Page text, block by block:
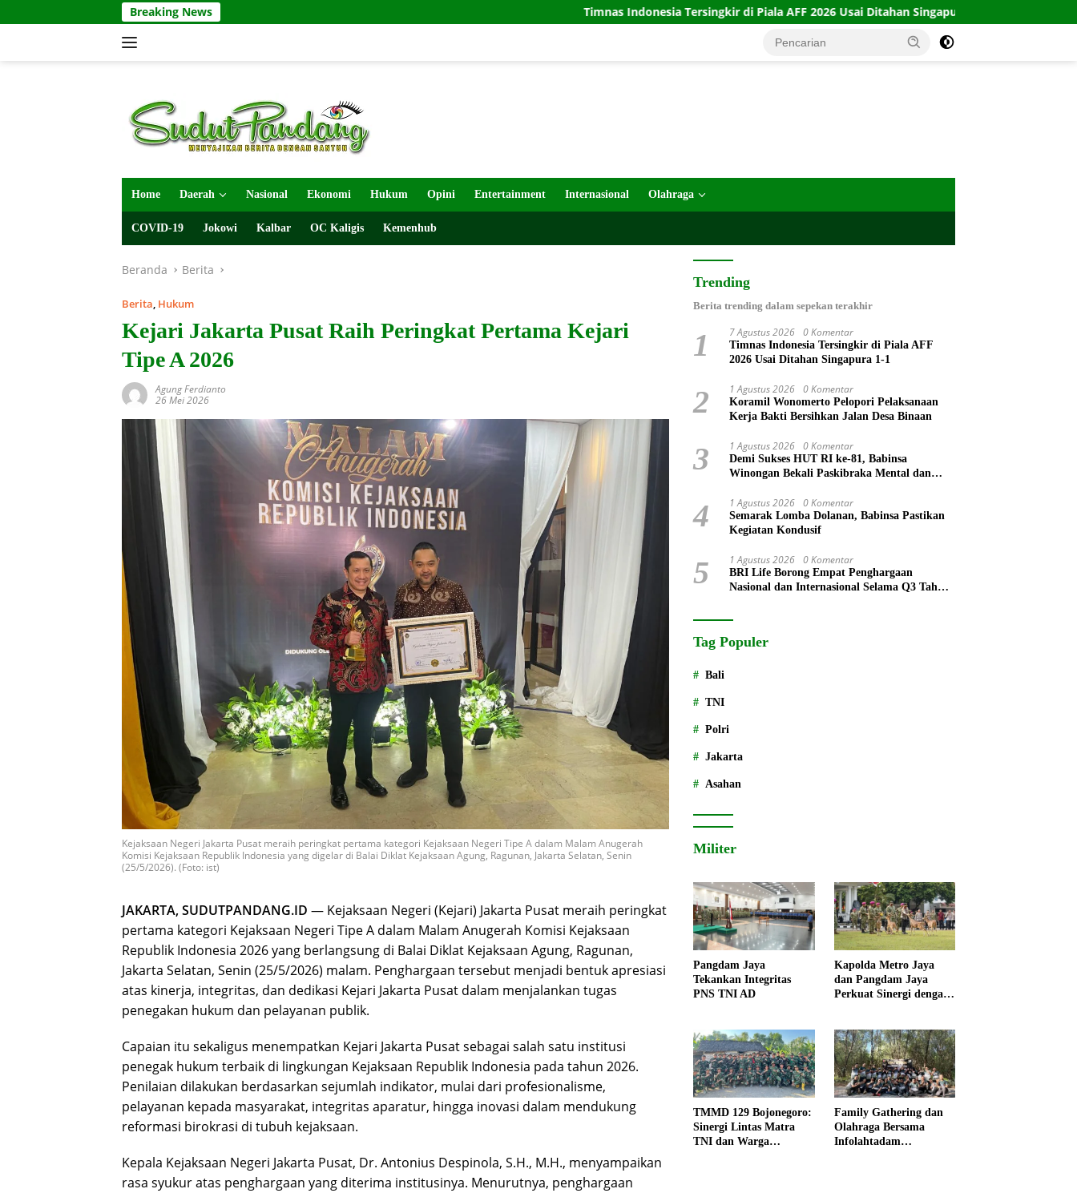
ke
Breaking News Timnas Indonesia Tersingkir di Piala AFF 2026 Usai Ditahan Singapura 1-1 10 Kartu Legacy 100
Home Daerah Nasional Ekonomi Hukum Opini Entertainment Internasional Olahraga
COVID-19 Jokowi Kalbar OC Kaligis Kemenhub
Beranda Berita
Berita, Hukum
Kejari Jakarta Pusat Raih Peringkat Pertama Kejari
Tipe A 2026
Agung Ferdianto
26 Mei 2026
Kejaksaan Negeri Jakarta Pusat meraih peringkat pertama kategori Kejaksaan Negeri Tipe A dalam Malam Anugerah
Komisi Kejaksaan Republik Indonesia yang digelar di Balai Diklat Kejaksaan Agung, Ragunan, Jakarta Selatan, Senin
(25/5/2026). (Foto: ist)
JAKARTA, SUDUTPANDANG.ID — Kejaksaan Negeri (Kejari) Jakarta Pusat meraih peringkat
pertama kategori Kejaksaan Negeri Tipe A dalam Malam Anugerah Komisi Kejaksaan
Republik Indonesia 2026 yang berlangsung di Balai Diklat Kejaksaan Agung, Ragunan,
Jakarta Selatan, Senin (25/5/2026) malam. Penghargaan tersebut menjadi bentuk apresiasi
atas kinerja, integritas, dan dedikasi Kejari Jakarta Pusat dalam menjalankan tugas
penegakan hukum dan pelayanan publik.
Capaian itu sekaligus menempatkan Kejari Jakarta Pusat sebagai salah satu institusi
penegak hukum terbaik di lingkungan Kejaksaan Republik Indonesia pada tahun 2026.
Penilaian dilakukan berdasarkan sejumlah indikator, mulai dari profesionalisme,
pelayanan kepada masyarakat, integritas aparatur, hingga inovasi dalam mendukung
reformasi birokrasi di tubuh kejaksaan.
Kepala Kejaksaan Negeri Jakarta Pusat, Dr. Antonius Despinola, S.H., M.H., menyampaikan
rasa syukur atas penghargaan yang diterima institusinya. Menurutnya, penghargaan
Trending
Berita trending dalam sepekan terakhir
1 7 Agustus 2026 0 Komentar
Timnas Indonesia Tersingkir di Piala AFF
2026 Usai Ditahan Singapura 1-1
2 1 Agustus 2026 0 Komentar
Koramil Wonomerto Pelopori Pelaksanaan
Kerja Bakti Bersihkan Jalan Desa Binaan
3 1 Agustus 2026 0 Komentar
Demi Sukses HUT RI ke-81, Babinsa
Winongan Bekali Paskibraka Mental dan
4 1 Agustus 2026 0 Komentar
Semarak Lomba Dolanan, Babinsa Pastikan
Kegiatan Kondusif
5 1 Agustus 2026 0 Komentar
BRI Life Borong Empat Penghargaan
Nasional dan Internasional Selama Q3 Tahun
Tag Populer
Bali
TNI
Polri
Jakarta
Asahan
Militer
Pangdam Jaya
Tekankan Integritas
PNS TNI AD
Kapolda Metro Jaya
dan Pangdam Jaya
Perkuat Sinergi dengan
TMMD 129 Bojonegoro:
Sinergi Lintas Matra
TNI dan Warga
Family Gathering dan
Olahraga Bersama
Infolahtadam